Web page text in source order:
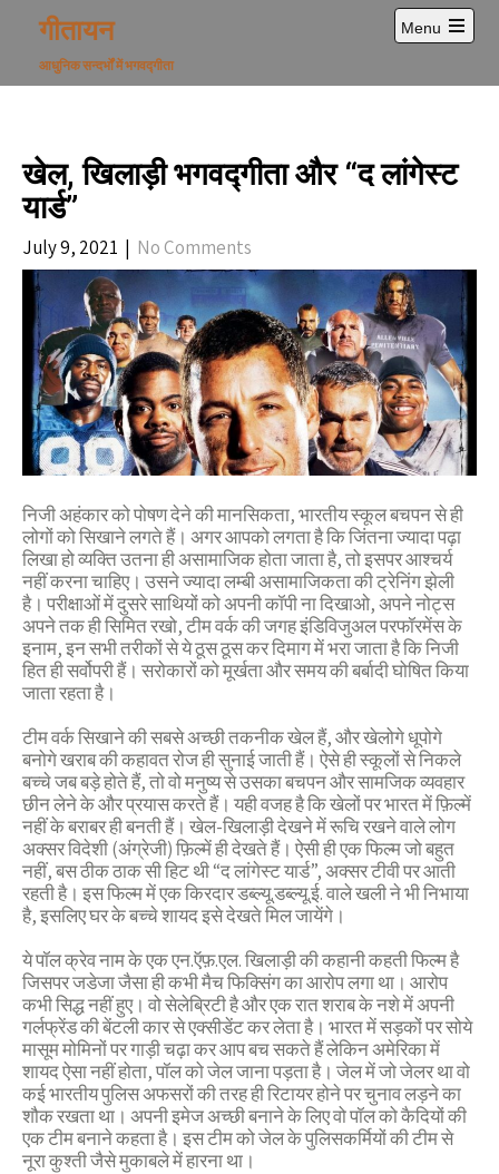
content
गीतायन
आधुनिक सन्दर्भों में भगवद्गीता
Menu
Open
खेल, खिलाड़ी भगवद्गीता और “द लांगेस्ट
यार्ड”
July 9, 2021 | No Comments
निजी अहंकार को पोषण देने की मानसिकता, भारतीय स्कूल बचपन से ही
लोगों को सिखाने लगते हैं। अगर आपको लगता है कि जिंतना ज्यादा पढ़ा
लिखा हो व्यक्ति उतना ही असामाजिक होता जाता है, तो इसपर आश्चर्य
नहीं करना चाहिए। उसने ज्यादा लम्बी असामाजिकता की ट्रेनिंग झेली
है। परीक्षाओं में दुसरे साथियों को अपनी कॉपी ना दिखाओ, अपने नोट्स
अपने तक ही सिमित रखो, टीम वर्क की जगह इंडिविजुअल परफॉरमेंस के
इनाम, इन सभी तरीकों से ये ठूस ठूस कर दिमाग में भरा जाता है कि निजी
हित ही सर्वोपरी हैं। सरोकारों को मूर्खता और समय की बर्बादी घोषित किया
जाता रहता है।
टीम वर्क सिखाने की सबसे अच्छी तकनीक खेल हैं, और खेलोगे धूपोगे
बनोगे खराब की कहावत रोज ही सुनाई जाती हैं। ऐसे ही स्कूलों से निकले
बच्चे जब बड़े होते हैं, तो वो मनुष्य से उसका बचपन और सामजिक व्यवहार
छीन लेने के और प्रयास करते हैं। यही वजह है कि खेलों पर भारत में फ़िल्में
नहीं के बराबर ही बनती हैं। खेल-खिलाड़ी देखने में रूचि रखने वाले लोग
अक्सर विदेशी (अंग्रेजी) फ़िल्में ही देखते हैं। ऐसी ही एक फिल्म जो बहुत
नहीं, बस ठीक ठाक सी हिट थी “द लांगेस्ट यार्ड”, अक्सर टीवी पर आती
रहती है। इस फिल्म में एक किरदार डब्ल्यू.डब्ल्यू.ई. वाले खली ने भी निभाया
है, इसलिए घर के बच्चे शायद इसे देखते मिल जायेंगे।
ये पॉल क्रेव नाम के एक एन.ऍफ़.एल. खिलाड़ी की कहानी कहती फिल्म है
जिसपर जडेजा जैसा ही कभी मैच फिक्सिंग का आरोप लगा था। आरोप
कभी सिद्ध नहीं हुए। वो सेलेब्रिटी है और एक रात शराब के नशे में अपनी
गर्लफ्रेंड की बेंटली कार से एक्सीडेंट कर लेता है। भारत में सड़कों पर सोये
मासूम मोमिनों पर गाड़ी चढ़ा कर आप बच सकते हैं लेकिन अमेरिका में
शायद ऐसा नहीं होता, पॉल को जेल जाना पड़ता है। जेल में जो जेलर था वो
कई भारतीय पुलिस अफसरों की तरह ही रिटायर होने पर चुनाव लड़ने का
शौक रखता था। अपनी इमेज अच्छी बनाने के लिए वो पॉल को कैदियों की
एक टीम बनाने कहता है। इस टीम को जेल के पुलिसकर्मियों की टीम से
नूरा कुश्ती जैसे मुकाबले में हारना था।